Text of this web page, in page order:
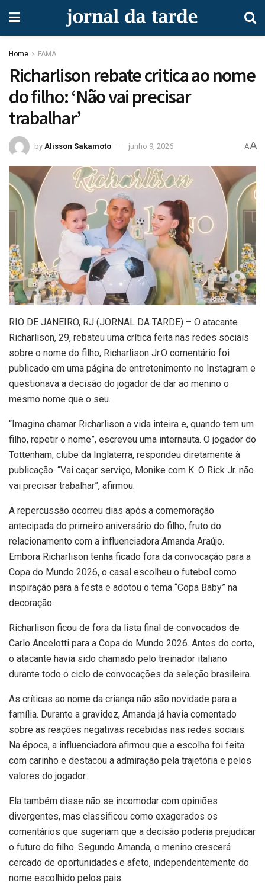
Home FAMA
Richarlison rebate critica ao nome
do filho: ‘Não vai precisar
trabalhar’
by Alisson Sakamoto junho 9, 2026 AA
RIO DE JANEIRO, RJ (JORNAL DA TARDE) – O atacante
Richarlison, 29, rebateu uma crítica feita nas redes sociais
sobre o nome do filho, Richarlison Jr.O comentário foi
publicado em uma página de entretenimento no Instagram e
questionava a decisão do jogador de dar ao menino o
mesmo nome que o seu.
“Imagina chamar Richarlison a vida inteira e, quando tem um
filho, repetir o nome”, escreveu uma internauta. O jogador do
Tottenham, clube da Inglaterra, respondeu diretamente à
publicação. “Vai caçar serviço, Monike com K. O Rick Jr. não
vai precisar trabalhar”, afirmou.
A repercussão ocorreu dias após a comemoração
antecipada do primeiro aniversário do filho, fruto do
relacionamento com a influenciadora Amanda Araújo.
Embora Richarlison tenha ficado fora da convocação para a
Copa do Mundo 2026, o casal escolheu o futebol como
inspiração para a festa e adotou o tema “Copa Baby” na
decoração.
Richarlison ficou de fora da lista final de convocados de
Carlo Ancelotti para a Copa do Mundo 2026. Antes do corte,
o atacante havia sido chamado pelo treinador italiano
durante todo o ciclo de convocações da seleção brasileira.
As críticas ao nome da criança não são novidade para a
família. Durante a gravidez, Amanda já havia comentado
sobre as reações negativas recebidas nas redes sociais.
Na época, a influenciadora afirmou que a escolha foi feita
com carinho e destacou a admiração pela trajetória e pelos
valores do jogador.
Ela também disse não se incomodar com opiniões
divergentes, mas classificou como exagerados os
comentários que sugeriam que a decisão poderia prejudicar
o futuro do filho. Segundo Amanda, o menino crescerá
cercado de oportunidades e afeto, independentemente do
nome escolhido pelos pais.